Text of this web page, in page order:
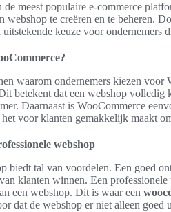
de meest populaire e-commerce
webshop te creëren en te beheren.
keuze voor ondernemers
waarom ondernemers kiezen voor
betekent dat een webshop volledig
Daarnaast is WooCommerce
voor klanten gemakkelijk maakt
webshop
biedt tal van voordelen. Een goed
klanten winnen. Een
een webshop. Dit is waar een
dat de webshop er niet alleen goed